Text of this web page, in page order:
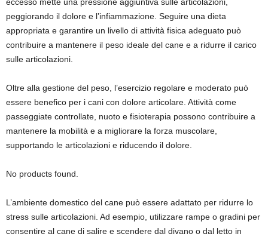
peggiorando il dolore e l’infiammazione. Seguire una dieta
appropriata e garantire un livello di attività fisica adeguato può
contribuire a mantenere il peso ideale del cane e a ridurre il carico
sulle articolazioni.
Oltre alla gestione del peso, l’esercizio regolare e moderato può
essere benefico per i cani con dolore articolare. Attività come
passeggiate controllate, nuoto e fisioterapia possono contribuire a
mantenere la mobilità e a migliorare la forza muscolare,
supportando le articolazioni e riducendo il dolore.
No products found.
L’ambiente domestico del cane può essere adattato per ridurre lo
stress sulle articolazioni. Ad esempio, utilizzare rampe o gradini per
consentire al cane di salire e scendere dal divano o dal letto in